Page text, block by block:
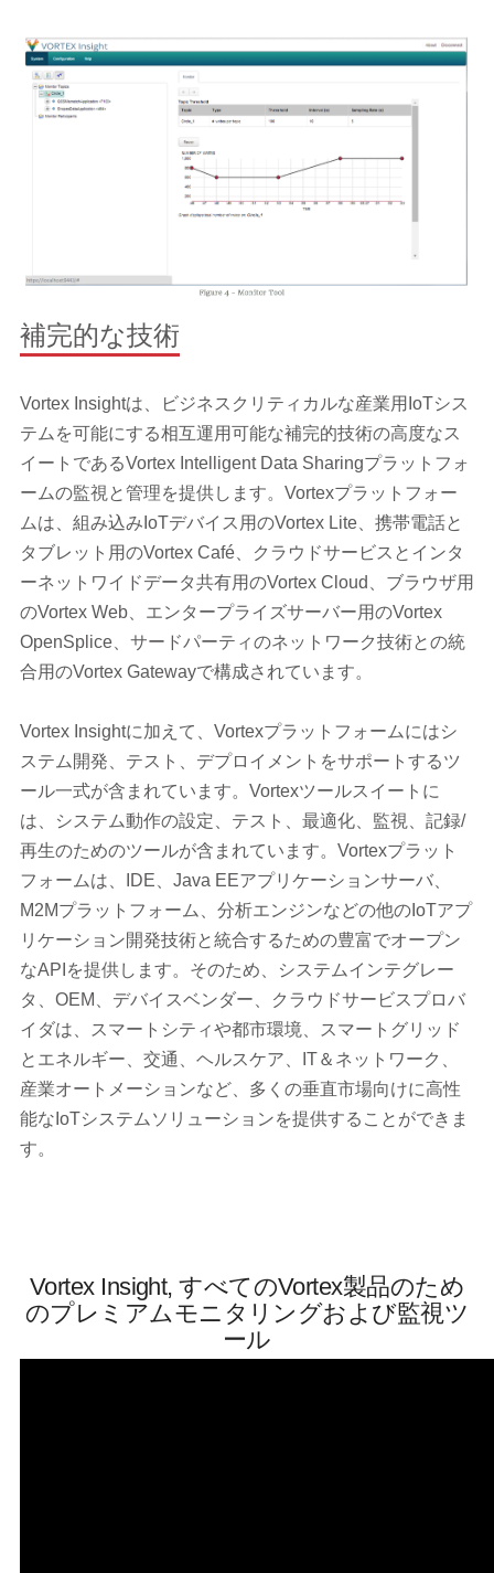
補完的な技術
Vortex Insightは、ビジネスクリティカルな産業用IoTシス
テムを可能にする相互運用可能な補完的技術の高度なス
イートであるVortex Intelligent Data Sharingプラットフォ
ームの監視と管理を提供します。Vortexプラットフォー
ムは、組み込みIoTデバイス用のVortex Lite、携帯電話と
タブレット用のVortex Café、クラウドサービスとインタ
ーネットワイドデータ共有用のVortex Cloud、ブラウザ用
のVortex Web、エンタープライズサーバー用のVortex
OpenSplice、サードパーティのネットワーク技術との統
合用のVortex Gatewayで構成されています。
Vortex Insightに加えて、Vortexプラットフォームにはシ
ステム開発、テスト、デプロイメントをサポートするツ
ール一式が含まれています。Vortexツールスイートに
は、システム動作の設定、テスト、最適化、監視、記録/
再生のためのツールが含まれています。Vortexプラット
フォームは、IDE、Java EEアプリケーションサーバ、
M2Mプラットフォーム、分析エンジンなどの他のIoTアプ
リケーション開発技術と統合するための豊富でオープン
なAPIを提供します。そのため、システムインテグレー
タ、OEM、デバイスベンダー、クラウドサービスプロバ
イダは、スマートシティや都市環境、スマートグリッド
とエネルギー、交通、ヘルスケア、IT＆ネットワーク、
産業オートメーションなど、多くの垂直市場向けに高性
能なIoTシステムソリューションを提供することができま
す。
Vortex Insight, すべてのVortex製品のため
のプレミアムモニタリングおよび監視ツ
ール